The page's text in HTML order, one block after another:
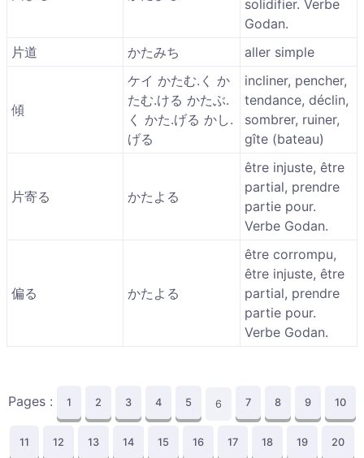
solidifier. Verbe
Godan.
片道
かたみち aller simple
傾
ケイ かたむ.く か
たむ.ける かたぶ.
く かた.げる かし.
げる
incliner, pencher,
tendance, déclin,
sombrer, ruiner,
gîte (bateau)
片寄る かたよる
être injuste, être
partial, prendre
partie pour.
Verbe Godan.
偏る かたよる
être corrompu,
être injuste, être
partial, prendre
partie pour.
Verbe Godan.
Pages : 1 2 3 4 5 6 7 8 9 10
11 12 13 14 15 16 17 18 19 20